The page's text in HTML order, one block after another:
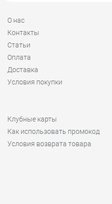
О нас
Контакты
Статьи
Оплата
Доставка
Условия покупки
Клубные карты
Как использовать промокод
Условия возврата товара